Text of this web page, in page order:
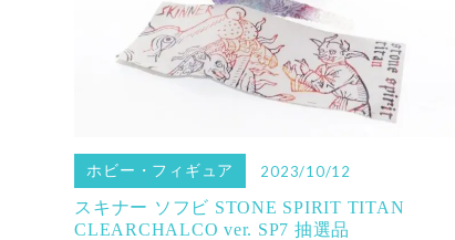
ホビー・フィギュア 2023/10/12
スキナー ソフビ STONE SPIRIT TITAN
CLEARCHALCO ver. SP7 抽選品